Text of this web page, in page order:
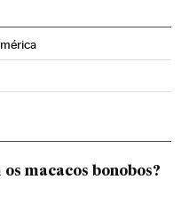
Facebook
macacos bonobos?